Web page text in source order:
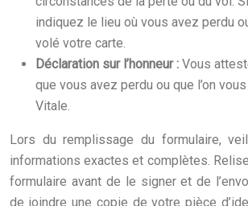
indiquez le lieu où vous avez perdu
volé votre carte.
Déclaration sur l’honneur : Vous
que vous avez perdu ou que l’on
Vitale.
Lors du remplissage du formulaire,
informations exactes et complètes.
formulaire avant de le signer et de
de joindre une copie de votre pièce